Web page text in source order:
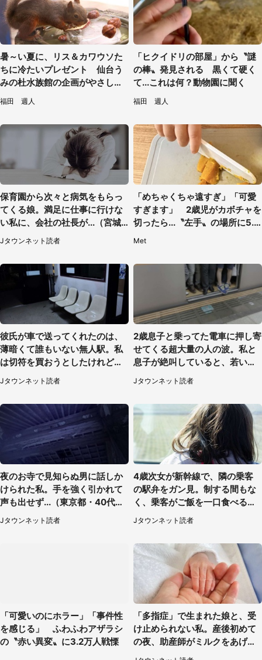
暑～い夏に、リス＆カワウソた
ちに冷たいプレゼント 仙台う
みの杜水族館の企画がやさしい
【7／31～8／23】
福田 週人
「ヒクイドリの部屋」から〝謎
の棒〟発見される 黒くて硬く
て...これは何？動物園に聞く
福田 週人
保育園から次々と病気をもらっ
てくる娘。満足に仕事に行けな
い私に、会社の社長が...（宮城
県・30代女性）
Jタウンネット読者
「めちゃくちゃ遠すぎ」「可愛
すぎます」 2歳児がカボチャを
切ったら...〝左手〟の場所に5.3
Met
彼氏が車で送ってくれたのは、
薄暗くて誰もいない無人駅。私
は切符を買おうとしたけれど
（山形県・20代女性）
Jタウンネット読者
2歳息子と乗ってた電車に押し寄
せてくる超大量の人の波。私と
息子が絶叫していると、若いカ
ップルの乗客が...（東京都・60
代女性）
Jタウンネット読者
夜のお寺で見知らぬ男に話しか
けられた私。手を強く引かれて
声も出せず...（東京都・40代女
Jタウンネット読者
4歳次女が新幹線で、隣の乗客
の駅弁をガン見。制する間もな
く、乗客がご飯を一口食べると
（茨城県・50代女性）
Jタウンネット読者
「可愛いのにホラー」「事件性
を感じる」 ふわふわアザラシ
の〝赤い異変〟に3.2万人戦慄
「多指症」で生まれた娘と、受
け止められない私。産後初めて
の夜、助産師がミルクをあげて
るのを見て...（静岡県・20代女